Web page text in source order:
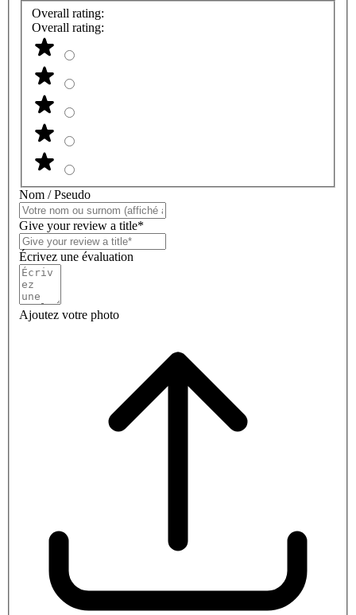
Overall rating:
Overall rating:
Nom / Pseudo
Give your review a title*
Écrivez une évaluation
Ajoutez votre photo